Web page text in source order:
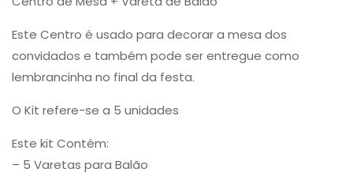
Este Centro é usado para decorar a mesa dos
convidados e também pode ser entregue como
lembrancinha no final da festa.
O Kit refere-se a 5 unidades
Este kit Contém:
– 5 Varetas para Balão